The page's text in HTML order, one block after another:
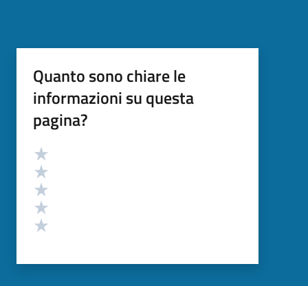
Quanto sono chiare le
informazioni su questa
pagina?
Valutazione